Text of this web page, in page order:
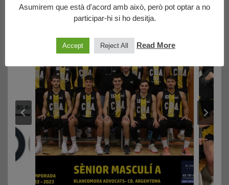
DUES FINALS A ARGENTONA!
Arriba la Final a 4 del Campionat Territorial de
Asumirem que està d'acord amb això, però pot optar a no
participar-hi si ho desitja.
Accept Reject All Read More